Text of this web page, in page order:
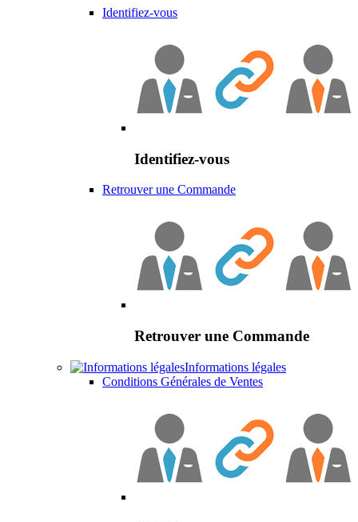
Identifiez-vous
Identifiez-vous
Retrouver une Commande
Retrouver une Commande
Informations légales
Conditions Générales de Ventes